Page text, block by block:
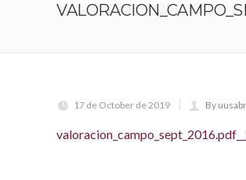
17 de October de 2019 By